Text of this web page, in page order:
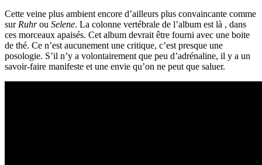
Cette veine plus ambient encore d’ailleurs plus convaincante comme
sur Ruhrou Selene. La colonne vertébrale de l’album est là , dans
ces morceaux apaisés. Cet album devrait être fourni avec une boite
de thé. Ce n’est aucunement une critique, c’est presque une
posologie. S’il n’y a volontairement que peu d’adrénaline, il y a un
savoir-faire manifeste et une envie qu’on ne peut que saluer.